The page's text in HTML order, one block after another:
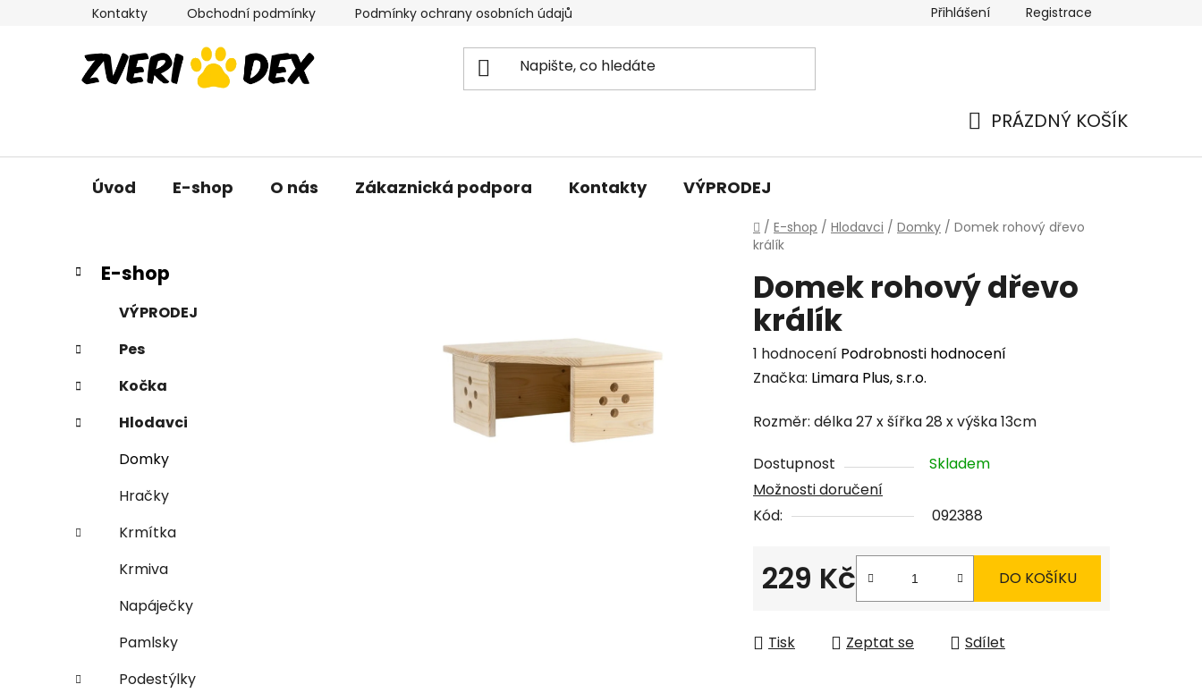
Kontakty Obchodní podmínky Podmínky ochrany osobních údajů Přihlášení Registrace
PRÁZDNÝ KOŠÍK
Úvod E-shop O nás Zákaznická podpora Kontakty VÝPRODEJ
Domů
/ E-shop / Hlodavci / Domky / Domek rohový dřevo
králík
P
r
a
n
e
Přeskočit
kategorie
K
a
g
o
r
e
E-shop
VÝPRODEJ
Pes
Kočka
Hlodavci
Domky
Hračky
Krmítka
Krmiva
Napáječky
Pamlsky
Podestýlky
Domek rohový dřevo
králík
Průměrné
hodnocení
je
z
5
hvězdiček.
1 hodnocení Podrobnosti hodnocení
Značka: Limara Plus, s.r.o.
Rozměr: délka 27 x šířka 28 x výška 13cm
Dostupnost
Skladem
Možnosti doručení
Kód:
092388
229 Kč DO KOŠÍKU
Tisk Zeptat se Sdílet